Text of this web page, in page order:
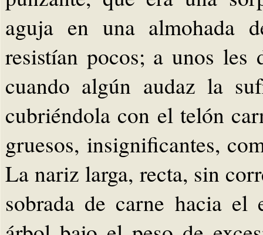
aguja en una almohada
resistían pocos; a unos les
cuando algún audaz la
cubriéndola con el telón
gruesos, insignificantes,
La nariz larga, recta, sin
sobrada de carne hacia